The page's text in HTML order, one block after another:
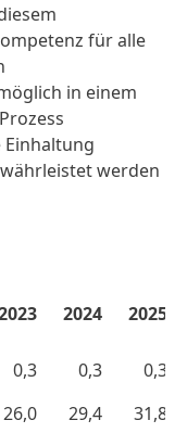
für alle
in einem
werden
2024 2025
0,3 0,3
0,3
26,0 29,4
31,8